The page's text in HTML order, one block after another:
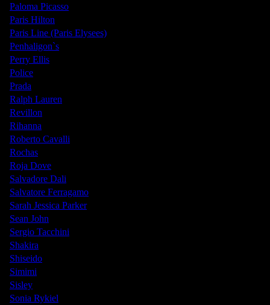
Paloma Picasso
Paris Hilton
Paris Line (Paris Elysees)
Penhaligon`s
Perry Ellis
Police
Prada
Ralph Lauren
Revillon
Rihanna
Roberto Cavalli
Rochas
Roja Dove
Salvadore Dali
Salvatore Ferragamo
Sarah Jessica Parker
Sean John
Sergio Tacchini
Shakira
Shiseido
Simimi
Sisley
Sonia Rykiel